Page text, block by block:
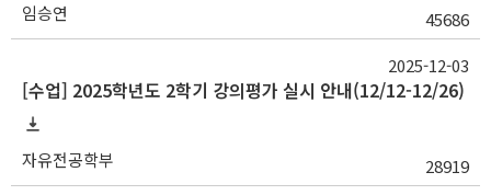
임승연 45686
[수업] 2025학년도 2학기 강의평가 실시 안내(12/12-12/26)
자유전공학부 28919
2025-12-03